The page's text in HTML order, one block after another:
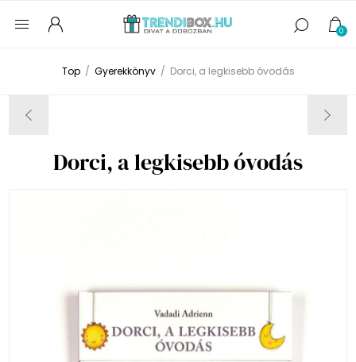
0
Top / Gyerekkönyv / Dorci, a legkisebb óvodás
Dorci, a legkisebb óvodás